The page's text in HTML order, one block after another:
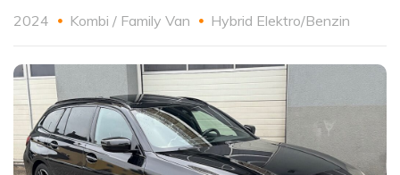
2024 Kombi / Family Van Hybrid Elektro/Benzin